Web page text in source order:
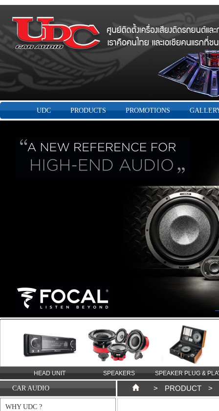
UDC PRODUCTS PROMOTIONS
HEAD UNIT SPEAKERS SPEAKER PLUG &
CAR AUDIO
WHY UDC ?
> PRODUCT >